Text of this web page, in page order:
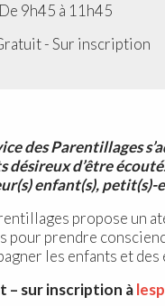
De 9h45 à 11h45
- Sur inscription
des Parentillages
désireux d’être
enfant(s), petit(s)-
propose un
pour prendre
les enfants et
– sur inscription à